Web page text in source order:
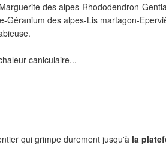
des alpes-Rhododendron-
Géranium des alpes-Lis martagon-
caniculaire...
qui grimpe durement jusqu'à la